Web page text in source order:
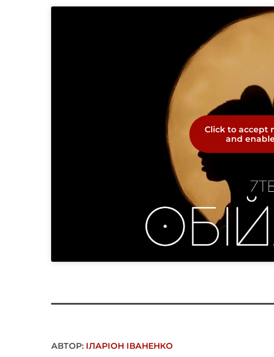
Click to accept
and
АВТОР: ІЛАРІОН ІВАНЕНКО